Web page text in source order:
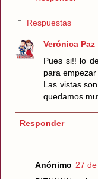
Respuestas
Verónica Paz
Pues si!! lo
para
Las vistas
quedamos
Responder
Anónimo 27